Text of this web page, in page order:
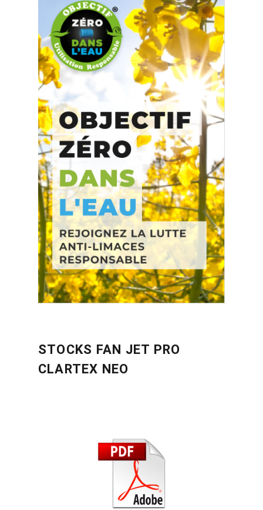
STOCKS FAN JET PRO
CLARTEX NEO